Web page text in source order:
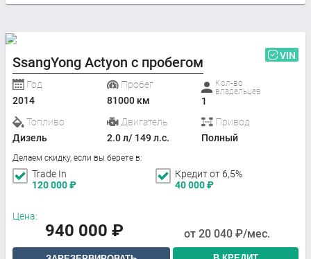
SsangYong Actyon с пробегом VIN
Год
2014
Пробег
81000 км
Кол-во
владельцев
1
Топливо
Дизель
Двигатель
2.0 л/ 149 л.с.
Привод
Полный
Делаем скидку, если вы берете в:
Trade In
120 000₽
Кредит от 6,5%
40 000₽
Цена:
940 000 ₽ от 20 040 ₽/мес.